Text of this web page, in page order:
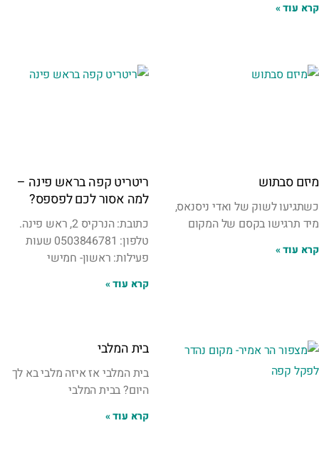
קרא עוד »
מיזם סבתוש
כשתגיעו לשוק של ואדי ניסנאס,
מיד תרגישו בקסם של המקום
קרא עוד »
ריטריט קפה בראש פינה –
למה אסור לכם לפספס?
כתובת: הנרקיס 2, ראש פינה.
טלפון: 0503846781 שעות
פעילות: ראשון- חמישי
קרא עוד »
בית המלבי
בית המלבי אז איזה מלבי בא לך
היום? בבית המלבי
קרא עוד »